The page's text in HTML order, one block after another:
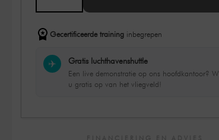
Gecertificeerde training inbegrepen
✈️
Gratis luchthavenshuttle
Een live demonstratie op ons hoofdkantoor?
u gratis op van het vliegveld!